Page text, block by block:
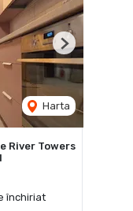
Harta
Next
River Towers
închiriat